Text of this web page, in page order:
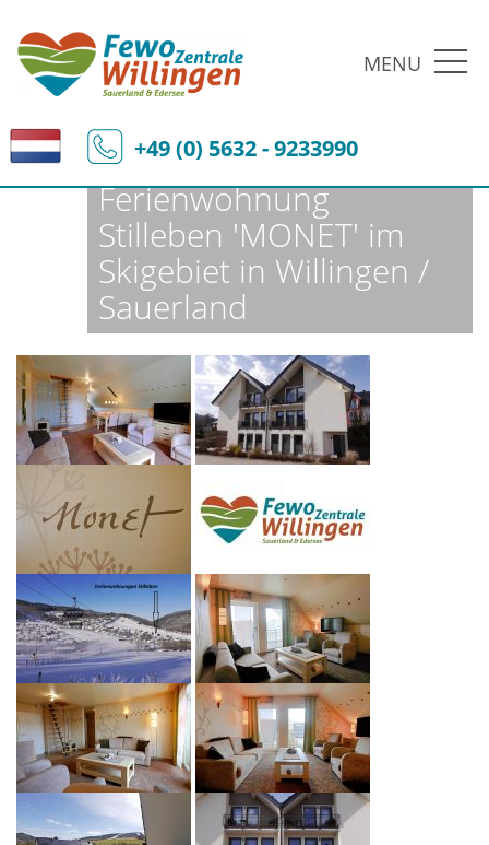
MENU
+49 (0) 5632 - 9233990
Fewo-Zentrale Willingen Ferienobjekte Fewo-Details
Ferienwohnung
Stilleben 'MONET' im
Skigebiet in Willingen /
Sauerland